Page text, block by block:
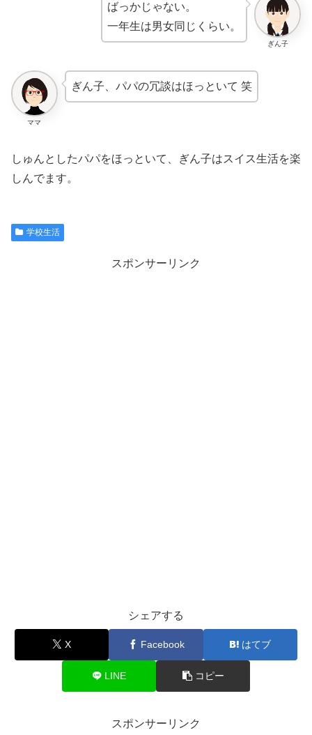
ぎん子
ばっかじゃない。
一年生は男女同じくらい。
ママ
ぎん子、パパの冗談はほっといて 笑
しゅんとしたパパをほっといて、ぎん子はスイス生活を楽
しんでます。
学校生活
スポンサーリンク
シェアする
X Facebook はてブ
LINE コピー
スポンサーリンク